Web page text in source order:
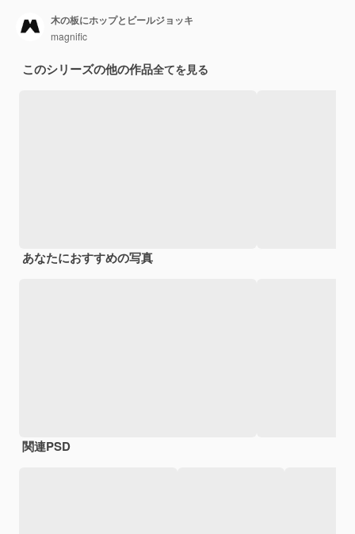
木の板にホップとビールジョッキ
magnific
このシリーズの他の作品全てを見る
あなたにおすすめの写真
関連PSD